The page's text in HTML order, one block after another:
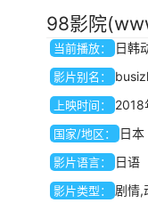
98影院
当前播放： 日韩
影片别名：
上映时间： 2018
国家/地区： 日本
影片语言： 日语
影片类型： 剧情,